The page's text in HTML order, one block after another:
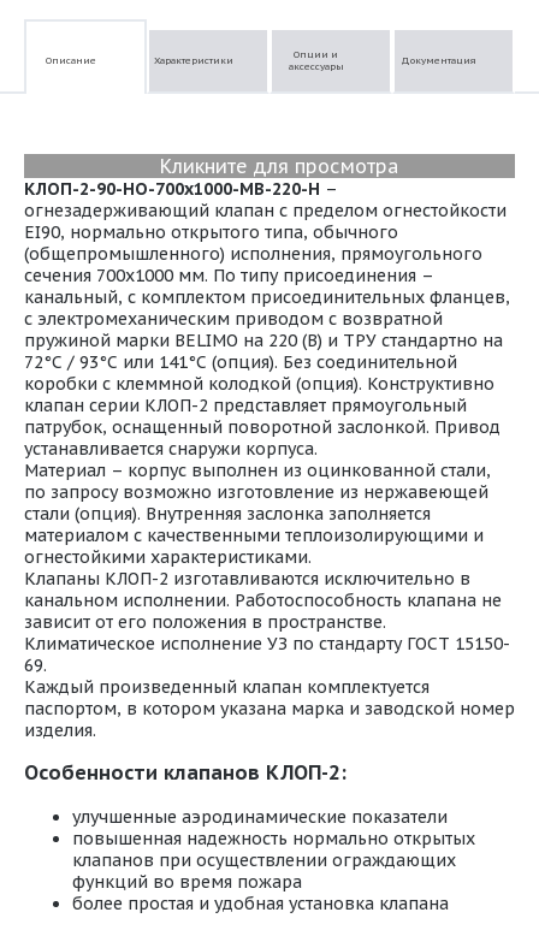
Описание Характеристики
Опции и
аксессуары
Документация
Кликните для просмотра
КЛОП-2-90-НО-700х1000-МВ-220-Н –
огнезадерживающий клапан с пределом огнестойкости
EI90, нормально открытого типа, обычного
(общепромышленного) исполнения, прямоугольного
сечения 700х1000 мм. По типу присоединения –
канальный, с комплектом присоединительных фланцев,
с электромеханическим приводом с возвратной
пружиной марки BELIMO на 220 (В) и ТРУ стандартно на
72°С / 93°С или 141°С (опция). Без соединительной
коробки с клеммной колодкой (опция). Конструктивно
клапан серии КЛОП-2 представляет прямоугольный
патрубок, оснащенный поворотной заслонкой. Привод
устанавливается снаружи корпуса.
Материал – корпус выполнен из оцинкованной стали,
по запросу возможно изготовление из нержавеющей
стали (опция). Внутренняя заслонка заполняется
материалом с качественными теплоизолирующими и
огнестойкими характеристиками.
Клапаны КЛОП-2 изготавливаются исключительно в
канальном исполнении. Работоспособность клапана не
зависит от его положения в пространстве.
Климатическое исполнение УЗ по стандарту ГОСТ 15150-
69.
Каждый произведенный клапан комплектуется
паспортом, в котором указана марка и заводской номер
изделия.
Особенности клапанов КЛОП-2:
улучшенные аэродинамические показатели
повышенная надежность нормально открытых
клапанов при осуществлении ограждающих
функций во время пожара
более простая и удобная установка клапана